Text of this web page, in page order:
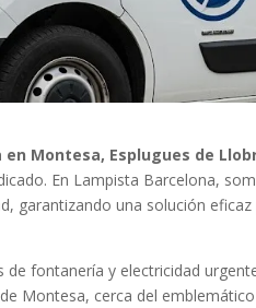
en Montesa, Esplugues de
En Lampista Barcelona,
garantizando una solución
fontanería y electricidad
Montesa, cerca del